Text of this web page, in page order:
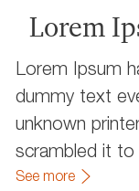
Lorem
Lorem Ipsum
dummy text
unknown
scrambled it
See more